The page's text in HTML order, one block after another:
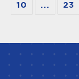
10 ... 23